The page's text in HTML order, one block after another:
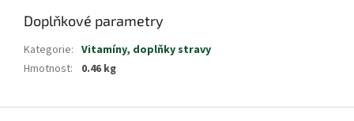
Doplňkové parametry
Kategorie: Vitamíny, doplňky stravy
Hmotnost: 0.46 kg